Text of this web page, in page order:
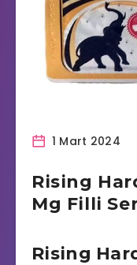
1 Mart 2024
Rising
Mg Filli
Rising